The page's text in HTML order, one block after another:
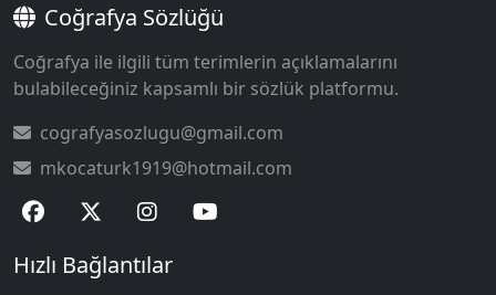
Coğrafya Sözlüğü
Coğrafya ile ilgili tüm terimlerin açıklamalarını
bulabileceğiniz kapsamlı bir sözlük platformu.
cografyasozlugu@gmail.com
mkocaturk1919@hotmail.com
Hızlı Bağlantılar